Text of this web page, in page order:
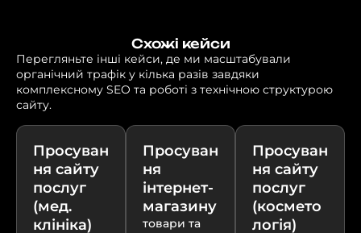
Схожі кейси
Перегляньте інші кейси, де ми масштабували
органічний трафік у кілька разів завдяки
комплексному SEO та роботі з технічною структурою
сайту.
Просуван
ня сайту
послуг
(мед.
клініка)
Просуван
ня
інтернет-
магазину
товари та
Просуван
ня сайту
послуг
(космето
логія)